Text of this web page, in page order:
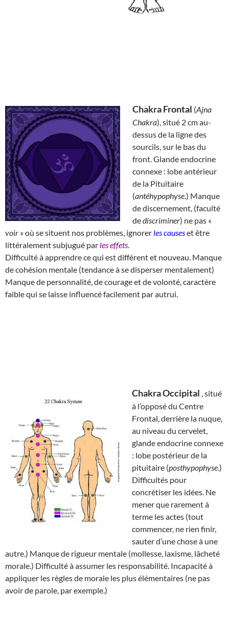
Chakra Frontal (Ajna
Chakra), situé 2 cm au-
dessus de la ligne des
sourcils, sur le bas du
front. Glande endocrine
connexe : lobe antérieur
de la Pituitaire
(antéhypophyse.) Manque
de discernement, (faculté
dediscriminer) ne pas «
voir » où se situent nos problèmes, ignorer les causeset être
littéralement subjugué par les effets
Difficulté à apprendre ce qui est différent et nouveau. Manque
de cohésion mentale (tendance à se disperser mentalement)
Manque de personnalité, de courage et de volonté, caractère
faible qui se laisse influencé facilement par autrui.
Chakra Occipital , situé
à l’opposé du Centre
Frontal, derrière la nuque,
au niveau du cervelet,
glande endocrine connexe
: lobe postérieur de la
pituitaire (posthypophyse.)
Difficultés pour
concrétiser les idées. Ne
mener que rarement à
terme les actes (tout
commencer, ne rien finir,
sauter d’une chose à une
autre.) Manque de rigueur mentale (mollesse, laxisme, lâcheté
morale.) Difficulté à assumer les responsabilité. Incapacité à
appliquer les règles de morale les plus élémentaires (ne pas
avoir de parole, par exemple.)